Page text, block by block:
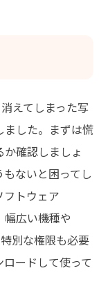
えてしまった写
ました。まずは慌
確認しましょ
ないと困ってし
フトウェア
幅広い機種や
別な権限も必要
ードして使って